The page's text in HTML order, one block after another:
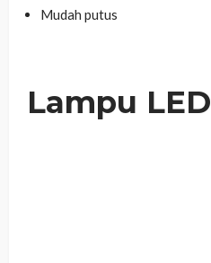
Mudah putus
Lampu LED